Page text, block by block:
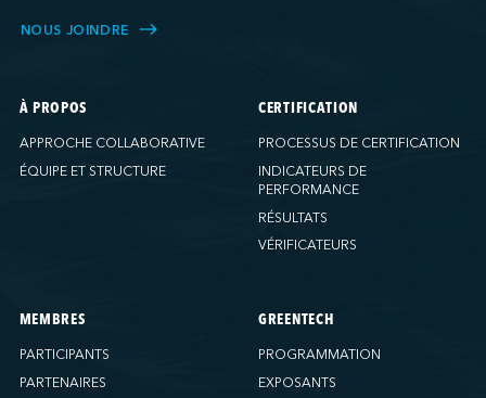
NOUS JOINDRE
À PROPOS
APPROCHE COLLABORATIVE
ÉQUIPE ET STRUCTURE
CERTIFICATION
PROCESSUS DE CERTIFICATION
INDICATEURS DE
PERFORMANCE
RÉSULTATS
VÉRIFICATEURS
MEMBRES
PARTICIPANTS
PARTENAIRES
GREENTECH
PROGRAMMATION
EXPOSANTS